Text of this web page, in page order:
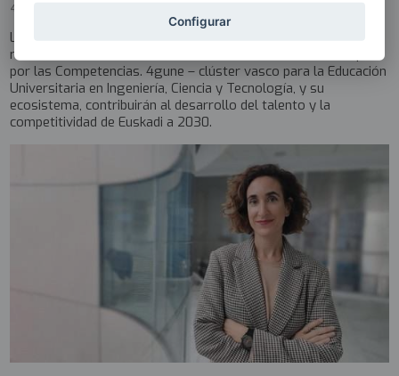
4GUNE
La Comisión Europea ha incluido 4gune entre las iniciativas
reconocidas en el marco del 4º aniversario del Pacto Europeo
por las Competencias. 4gune – clúster vasco para la Educación
Universitaria en Ingeniería, Ciencia y Tecnología, y su
ecosistema, contribuirán al desarrollo del talento y la
competitividad de Euskadi a 2030.
Configurar